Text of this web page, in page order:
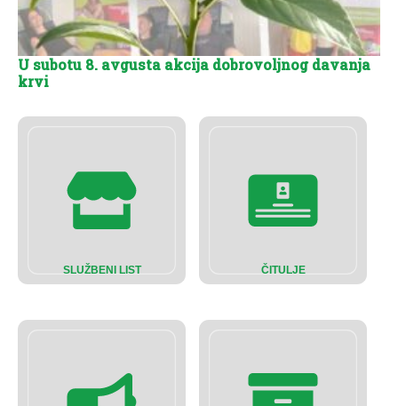
SLUŽBENI LIST ČITULJE
U subotu 8. avgusta akcija dobrovoljnog davanja
krvi